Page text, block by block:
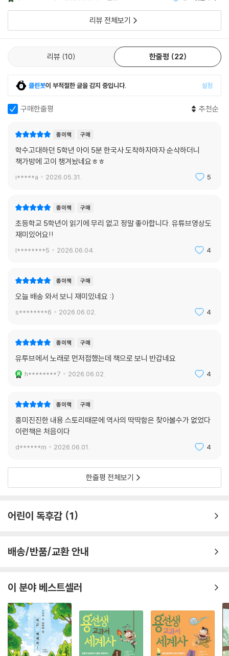
있어 좋았고, 아
리뷰 전체보기
리뷰 10 한줄평 22
클린봇이 부적절한 글을 감지 중입니다. 설정
구매한줄평 추천순
종이책 구매
학수고대하던 5학년 아이 5분 한국사 도착하자마자 순삭하더니
책가방에 고이 챙겨놨네요ㅎㅎ
i*****a 2026.05.31. 5
종이책 구매
초등학교 5학년이 읽기에 무리 없고 정말 좋아합니다. 유튜브영상도
재미있어요!!
l********5 2026.06.04. 4
종이책 구매
오늘 배송 와서 보니 재미있네요 :)
s********6 2026.06.02. 4
종이책 구매
유투브에서 노래로 먼저접했는데 책으로 보니 반갑네요
h********7 2026.06.02. 4
종이책 구매
흥미진진한 내용 스토리때문에 역사의 딱딱함은 찾아볼수가 없었다
이런책은 처음이다
d******m 2026.06.01. 4
한줄평 전체보기
어린이 독후감 1
배송/반품/교환 안내
이 분야 베스트셀러